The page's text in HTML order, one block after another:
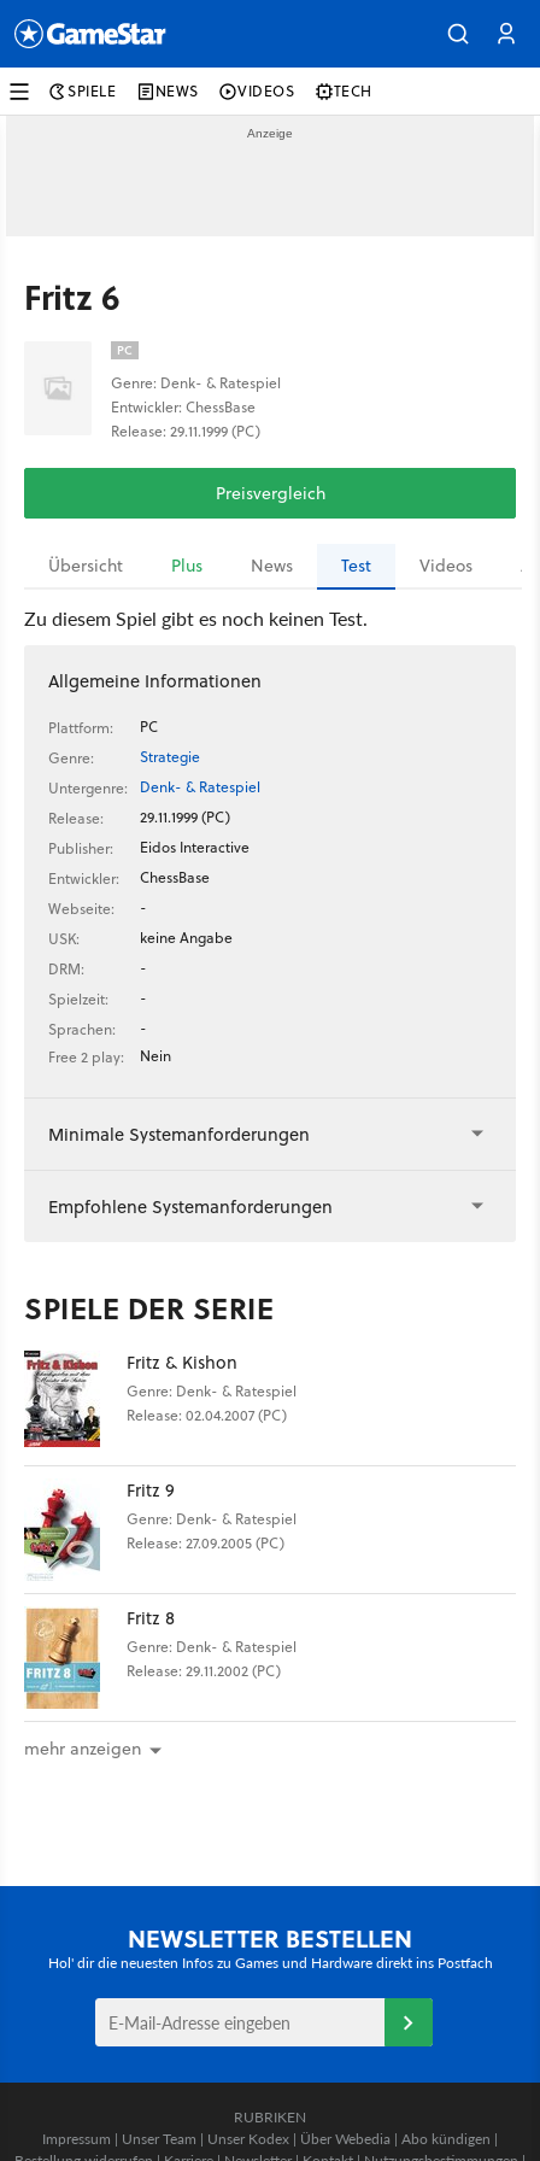
SPIELE NEWS VIDEOS TECH
Fritz 6
PC
Genre: Denk- & Ratespiel
Entwickler: ChessBase
Release: 29.11.1999 (PC)
Preisvergleich
Übersicht Plus News Test Videos
Zu diesem Spiel gibt es noch keinen Test.
Allgemeine Informationen
Plattform:
PC
Genre:
Strategie
Untergenre:
Denk- & Ratespiel
Release:
29.11.1999 (PC)
Publisher:
Eidos Interactive
Entwickler:
ChessBase
Webseite:
-
USK:
keine Angabe
DRM:
-
Spielzeit:
-
Sprachen:
-
Free 2 play:
Nein
Minimale Systemanforderungen
Empfohlene Systemanforderungen
SPIELE DER SERIE
Fritz & Kishon
Genre: Denk- & Ratespiel
Release: 02.04.2007 (PC)
Fritz 9
Genre: Denk- & Ratespiel
Release: 27.09.2005 (PC)
Fritz 8
Genre: Denk- & Ratespiel
Release: 29.11.2002 (PC)
mehr anzeigen
NEWSLETTER BESTELLEN
Hol' dir die neuesten Infos zu Games und Hardware direkt ins Postfach
RUBRIKEN
Impressum | Unser Team | Unser Kodex | Über Webedia | Abo kündigen |